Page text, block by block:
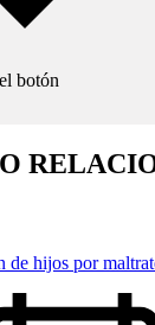
botón
de hijos por